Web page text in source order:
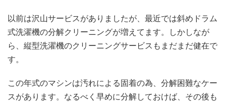
以前は沢山サービスがありましたが、最近では斜めドラム
式洗濯機の分解クリーニングが増えてます。しかしなが
ら、縦型洗濯機のクリーニングサービスもまだまだ健在で
す。
この年式のマシンは汚れによる固着の為、分解困難なケー
スがあります。なるべく早めに分解しておけば、その後も